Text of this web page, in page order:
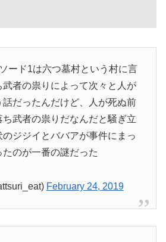
ード1は六つ墓村という村に言
者の祟りによって次々と人が
だったんだけど、人が死ぬ前
武者の祟りだなんだと騒ぎ立
ジジイとババアが事件にまっ
のが一番の謎だった
February 24, 2019